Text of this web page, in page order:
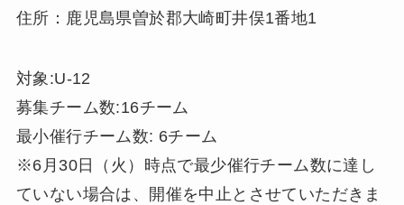
住所：鹿児島県曽於郡大崎町井俣1番地1
対象:U-12
募集チーム数:16チーム
最小催行チーム数: 6チーム
※6月30日（火）時点で最少催行チーム数に達し
ていない場合は、開催を中止とさせていただきま